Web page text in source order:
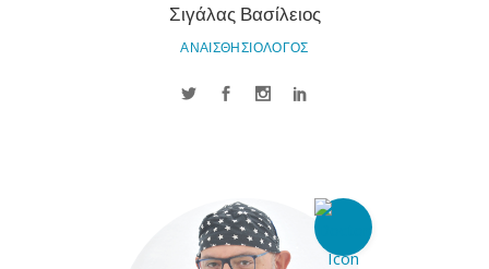
Σιγάλας Βασίλειος
ΑΝΑΙΣΘΗΣΙΟΛΟΓΟΣ